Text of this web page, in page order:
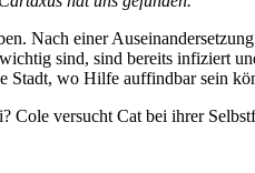
Nach einer
sind, sind bereits infiziert
Stadt, wo Hilfe auffindbar sein
Cole versucht Cat bei ihrer